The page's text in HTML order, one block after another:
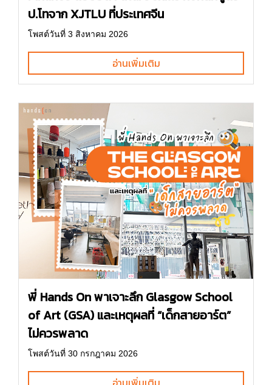
ป.โทจาก XJTLU ที่ประเทศจีน
โพสต์วันที่ 3 สิงหาคม 2026
อ่านเพิ่มเติม
พี่ Hands On พาเจาะลึก Glasgow School
of Art (GSA) และเหตุผลที่ “เด็กสายอาร์ต”
ไม่ควรพลาด
โพสต์วันที่ 30 กรกฎาคม 2026